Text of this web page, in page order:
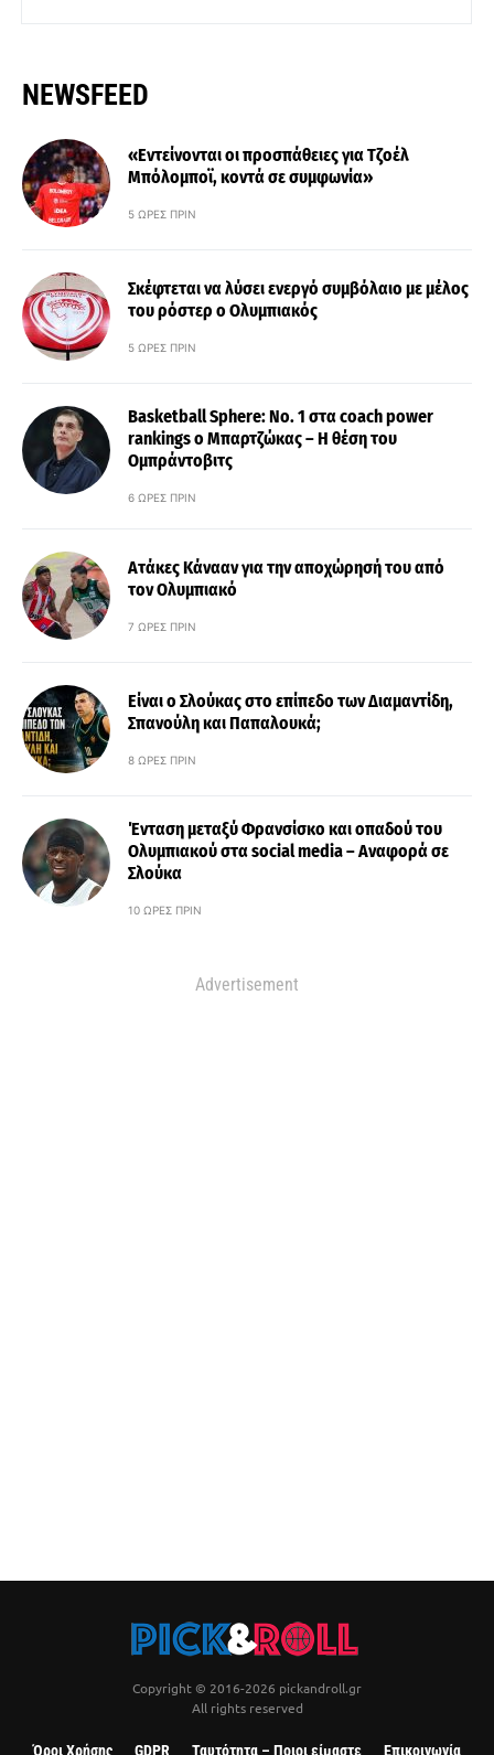
NEWSFEED
«Εντείνονται οι προσπάθειες για Τζοέλ
Μπόλομποϊ, κοντά σε συμφωνία»
5 ΏΡΕΣ ΠΡΙΝ
Σκέφτεται να λύσει ενεργό συμβόλαιο με μέλος
του ρόστερ ο Ολυμπιακός
5 ΏΡΕΣ ΠΡΙΝ
Basketball Sphere: No. 1 στα coach power
rankings ο Μπαρτζώκας – Η θέση του
Ομπράντοβιτς
6 ΏΡΕΣ ΠΡΙΝ
Ατάκες Κάνααν για την αποχώρησή του από
τον Ολυμπιακό
7 ΏΡΕΣ ΠΡΙΝ
Είναι ο Σλούκας στο επίπεδο των Διαμαντίδη,
Σπανούλη και Παπαλουκά;
8 ΏΡΕΣ ΠΡΙΝ
Ένταση μεταξύ Φρανσίσκο και οπαδού του
Ολυμπιακού στα social media – Αναφορά σε
Σλούκα
10 ΏΡΕΣ ΠΡΙΝ
Advertisement
Copyright © 2016-2026 pickandroll.gr
All rights reserved
Όροι Χρήσης GDPR Ταυτότητα – Ποιοι είμαστε Επικοινωνία